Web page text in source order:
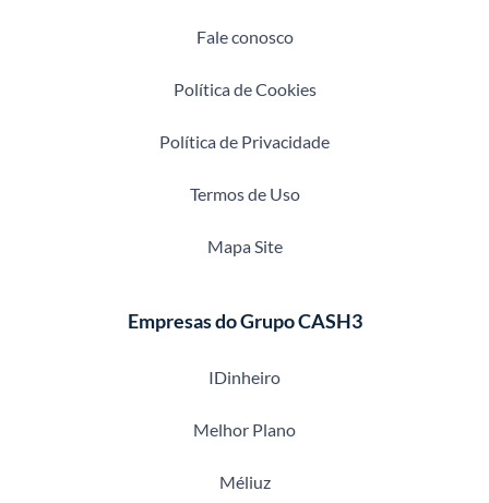
Fale conosco
Política de Cookies
Política de Privacidade
Termos de Uso
Mapa Site
Empresas do Grupo CASH3
IDinheiro
Melhor Plano
Méliuz